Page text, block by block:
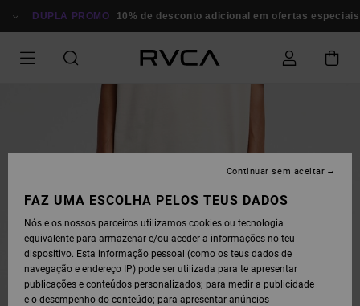
PARA
DUPLA PROMO 10% de desconto adicional em ofertas especiais
FAZ UMA ESCOLHA PELOS TEUS DADOS
Nós e os nossos parceiros utilizamos cookies ou tecnologia
equivalente para armazenar e/ou aceder a informações no teu
dispositivo. Esta informação pessoal (como os teus dados de
navegação e endereço IP) pode ser utilizada para te apresentar
publicações e conteúdos personalizados; para medir a publicidade
e o desempenho do conteúdo; para apresentar anúncios
Continuar sem aceitar